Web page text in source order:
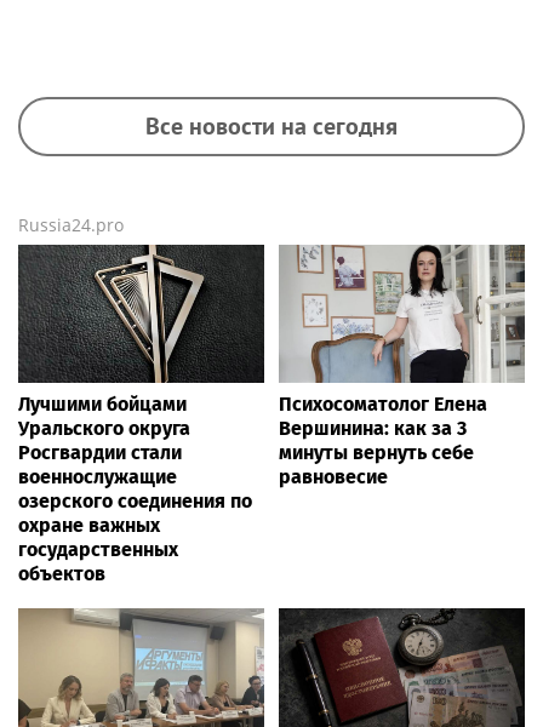
Все новости на сегодня
Russia24.pro
Лучшими бойцами
Уральского округа
Росгвардии стали
военнослужащие
озерского соединения по
охране важных
государственных
объектов
Психосоматолог Елена
Вершинина: как за 3
минуты вернуть себе
равновесие